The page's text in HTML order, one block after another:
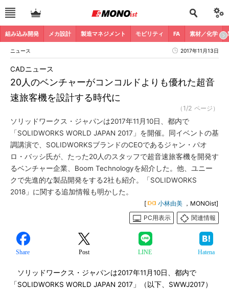
組み込み開発 メカ設計 製造マネジメント モビリティ FA 素材／化学
ニュース 2017年11月13日
20人のベンチャーがコンコルドよりも優れた超音
速旅客機を設計する時代に
CADニュース
（1/2 ページ）
ソリッドワークス・ジャパンは2017年11月10日、都内で
「SOLIDWORKS WORLD JAPAN 2017」を開催。同イベントの基
調講演で、SOLIDWORKSブランドのCEOであるジャン・パオ
ロ・バッシ氏が、たった20人のスタッフで超音速旅客機を開発す
るベンチャー企業、Boom Technologyを紹介した。他、ユニー
クで先進的な製品開発をする2社も紹介。「SOLIDWORKS
2018」に関する追加情報も明かした。
[ 小林由美 ，MONOist]
PC用表示
関連情報
Share Post LINE Hatena
ソリッドワークス・ジャパンは2017年11月10日、都内で
「SOLIDWORKS WORLD JAPAN 2017」（以下、SWWJ2017）